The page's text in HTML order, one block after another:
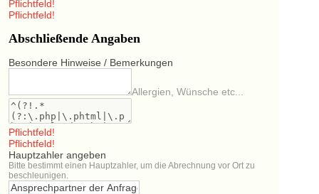
Pflichtfeld!
Pflichtfeld!
Abschließende Angaben
Besondere Hinweise / Bemerkungen
Allergien, Wünsche etc...
Pflichtfeld!
Pflichtfeld!
Hauptzahler angeben
Bitte bestimmt einen Hauptzahler, um die Abrechnung vor Ort zu
beschleunigen.